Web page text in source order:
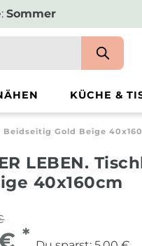
Sommer
KÜCHE &
Beidseitig Gold Beige
LEBEN.
40x160cm
*